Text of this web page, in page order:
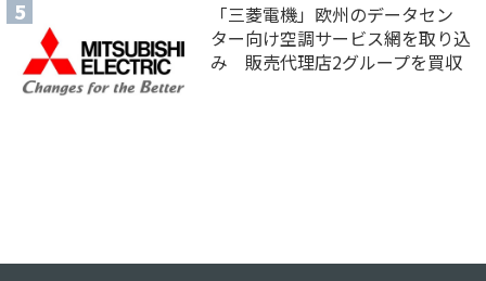
「三菱電機」欧州のデータセン
ター向け空調サービス網を取り込
み 販売代理店2グループを買収